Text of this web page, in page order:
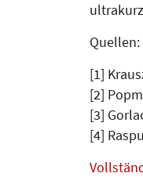
Quellen:
[1]
[2]
[3]
[4]